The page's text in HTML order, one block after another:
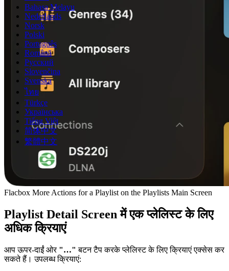
Bahasa Melayu
Nederlands
Norsk
Polski
Português
Română
Русский
Slovenčina
Svenska
ไทย
Türkçe
Українська
Tiếng Việt
简体中文
繁體中文
Flacbox More Actions for a Playlist on the Playlists Main Screen
Playlist Detail Screen में एक प्लेलिस्ट के लिए
अधिक क्रियाएं
आप ऊपर-दाईं ओर "…" बटन टैप करके प्लेलिस्ट के लिए क्रियाएं एक्सेस कर
सकते हैं। उपलब्ध क्रियाएं: